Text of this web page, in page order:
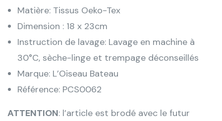
Matière: Tissus Oeko-Tex
Dimension : 18 x 23cm
Instruction de lavage: Lavage en machine à
30°C, sèche-linge et trempage déconseillés
Marque: L’Oiseau Bateau
Référence: PCS0062
ATTENTION: l’article est brodé avec le futur